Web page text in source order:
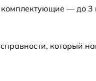
комплектующие — до 3
который